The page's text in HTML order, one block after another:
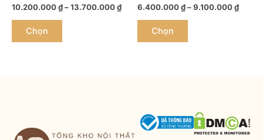
10.200.000₫–13.700.000₫
Chọn
chọn
6.400.000₫–9.100.000₫
Chọn
chọn